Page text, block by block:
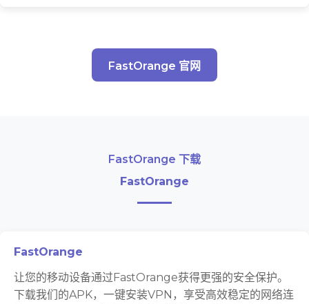
FastOrange 官网
FastOrange 下载
FastOrange
FastOrange
让您的移动设备通过FastOrange获得更强的安全保护。
下载我们的APK，一键安装VPN，享受高效稳定的网络连